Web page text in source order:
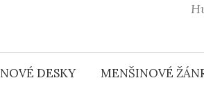
NOVÉ DESKY MENŠINOVÉ